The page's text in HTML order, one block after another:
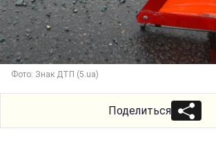
Фото: Знак ДТП (5.ua)
Поделиться